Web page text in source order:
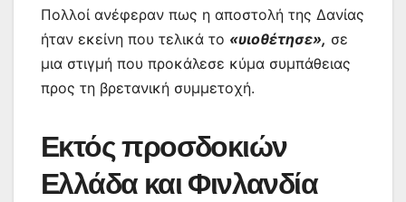
Πολλοί ανέφεραν πως η αποστολή της Δανίας
ήταν εκείνη που τελικά το «υιοθέτησε», σε
μια στιγμή που προκάλεσε κύμα συμπάθειας
προς τη βρετανική συμμετοχή.
Εκτός προσδοκιών
Ελλάδα και Φινλανδία